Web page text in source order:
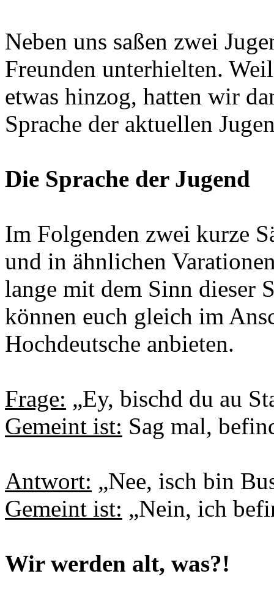
Neben uns saßen zwei
Freunden unterhielten.
etwas hinzog, hatten wir
Sprache der aktuellen
Die Sprache der Jugend
Im Folgenden zwei kurze
und in ähnlichen
lange mit dem Sinn dieser
können euch gleich im
Hochdeutsche anbieten.
Frage: „Ey, bischd du au
Gemeint ist: Sag mal,
Antwort: „Nee, isch bin
Gemeint ist: „Nein, ich
Wir werden alt, was?!